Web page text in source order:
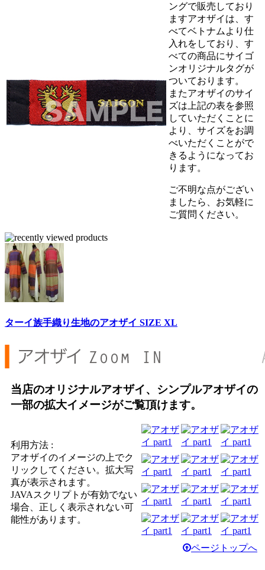
ングで販売しており
ますアオザイは、す
べてベトナムより仕
入れをしており、す
べての商品にサイゴ
ンオリジナルタグが
ついております。
またアオザイのサイ
ズは上記の表を参照
していただくことに
より、サイズをお調
べいただくことがで
きるようになってお
ります。
ご不明な点がござい
ましたら、お気軽に
ご質問ください。
ターイ族手織り生地のアオザイ SIZE XL
当店のオリジナルアオザイ、シンプルアオザイの
一部の拡大イメージがご覧頂けます。
利用方法 :
アオザイのイメージの上でク
リックしてください。拡大写
真が表示されます。
JAVAスクリプトが有効でない
場合、正しく表示されない可
能性があります。
ページトップへ